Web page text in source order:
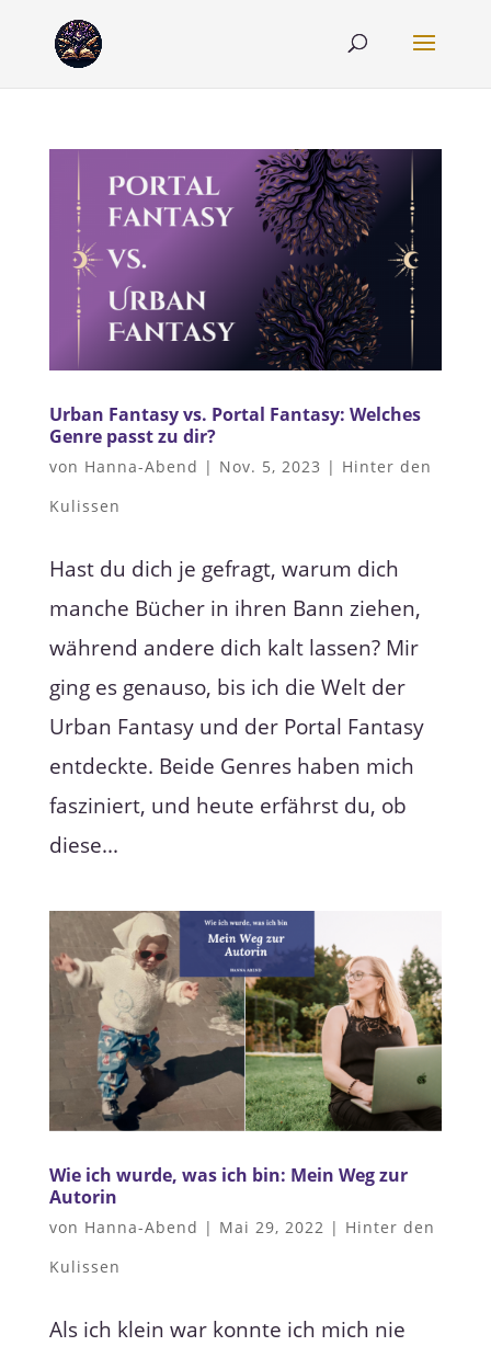
Urban Fantasy vs. Portal Fantasy: Welches
Genre passt zu dir?
von Hanna-Abend | Nov. 5, 2023 | Hinter den
Kulissen
Hast du dich je gefragt, warum dich
manche Bücher in ihren Bann ziehen,
während andere dich kalt lassen? Mir
ging es genauso, bis ich die Welt der
Urban Fantasy und der Portal Fantasy
entdeckte. Beide Genres haben mich
fasziniert, und heute erfährst du, ob
diese...
Wie ich wurde, was ich bin: Mein Weg zur
Autorin
von Hanna-Abend | Mai 29, 2022 | Hinter den
Kulissen
Als ich klein war konnte ich mich nie